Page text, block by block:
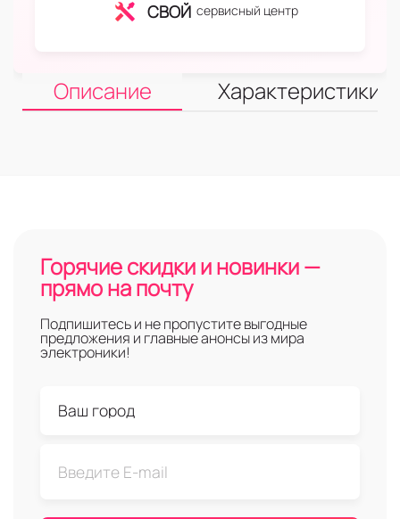
СВОЙ сервисный центр
Описание Характеристики
Горячие скидки и новинки —
прямо на почту
Подпишитесь и не пропустите выгодные
предложения и главные анонсы из мира
электроники!